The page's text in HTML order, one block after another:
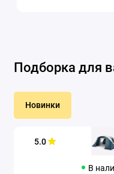
Подборка для
Новинки
5.0
В